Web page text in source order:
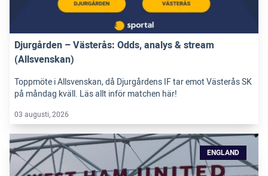
Djurgården – Västerås: Odds, analys & stream
(Allsvenskan)
Toppmöte i Allsvenskan, då Djurgårdens IF tar emot Västerås SK
på måndag kväll. Läs allt inför matchen här!
03 augusti, 2026
ENGLAND